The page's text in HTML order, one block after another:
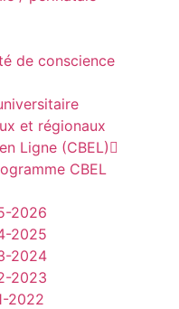
de conscience
et régionaux
Ligne (CBEL)
CBEL
2026
2025
2024
2023
2022